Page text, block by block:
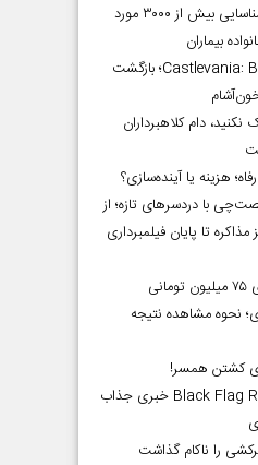
«پرستار پیگیر» | شناسایی بیش از ۳۰۰۰ مورد
بیماران
Castlevania: Belmont’s Curse؛ بازگشت
دام کلاهبرداران
هزینه یا آینده‌سازی؟
با دردسر‌های تازه؛ از
تا پایان فیلمبرداری
استعلام وام ضروری ۷۵ میلیون تومانی
نحوه مشاهده نتیجه
کشتن همسر!
بازگشت Black Flag Resynced خبری جذاب
را ناکام گذاشت